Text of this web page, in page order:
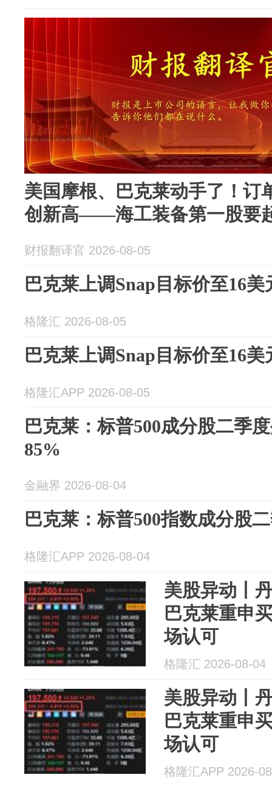
美国摩根、巴克莱动手了！订
创新高——海工装备第一股要
财报翻译官 2026-08-05
巴克莱上调Snap目标价至16美
格隆汇 2026-08-05
巴克莱上调Snap目标价至16美
格隆汇APP 2026-08-05
巴克莱：标普500成分股二季
85%
金融界 2026-08-04
巴克莱：标普500指数成分股
格隆汇APP 2026-08-04
美股异动丨
巴克莱重申
场认可
格隆汇 2026-08-04
美股异动丨
巴克莱重申
场认可
格隆汇APP 2026-